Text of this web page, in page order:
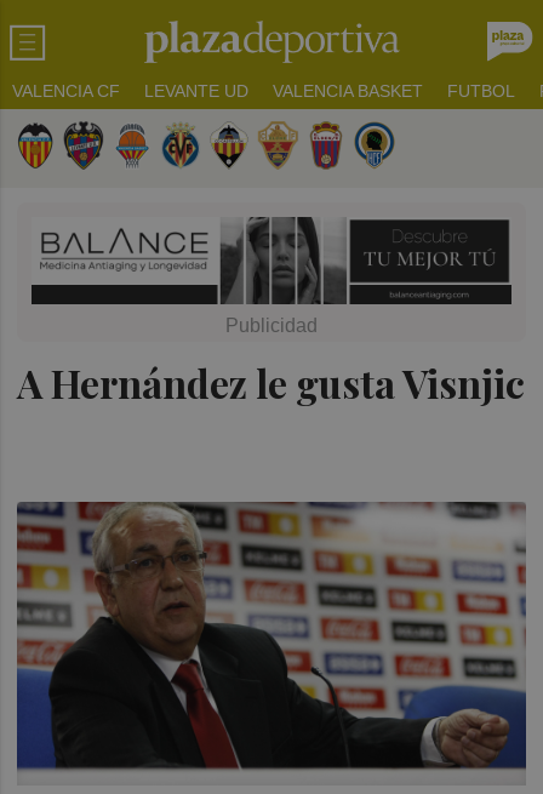
VALENCIA CF LEVANTE UD VALENCIA BASKET FUTBOL
A Hernández le gusta Visnjic